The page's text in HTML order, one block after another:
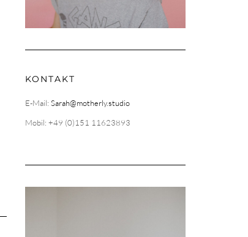
KONTAKT
E-Mail: Sarah@motherly.studio
Mobil: +49 (0)151 11623893